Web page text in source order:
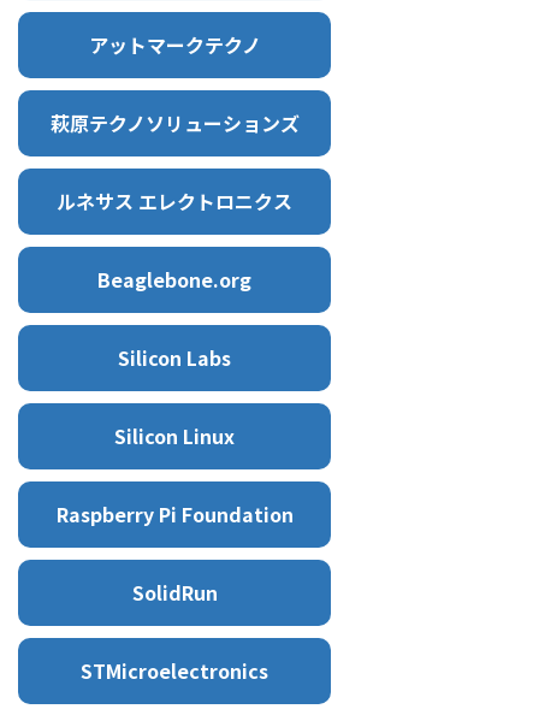
アットマークテクノ
萩原テクノソリューションズ
ルネサス エレクトロニクス
Beaglebone.org
Silicon Labs
Silicon Linux
Raspberry Pi Foundation
SolidRun
STMicroelectronics